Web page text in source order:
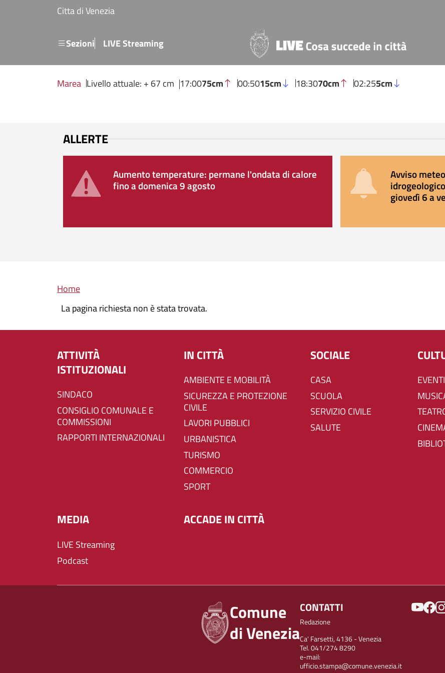
Salta al contenuto principale
Citta di Venezia
SezioniMenu secondario
LIVE Streaming
Marea Livello attuale: + 67 cm 17:0075cm 00:5015cm 18:3070cm 02:255cm
ALLERTE
Aumento temperature: permane l'ondata di calore
fino a domenica 9 agosto
Avviso
giovedì 6 a
Briciole di pane
Home
La pagina richiesta non è stata trovata.
ATTIVITÀ
ISTITUZIONALI
SINDACO
CONSIGLIO COMUNALE E
COMMISSIONI
RAPPORTI INTERNAZIONALI
IN CITTÀ
AMBIENTE E MOBILITÀ
SICUREZZA E PROTEZIONE
CIVILE
LAVORI PUBBLICI
URBANISTICA
TURISMO
COMMERCIO
SPORT
SOCIALE
CASA
SCUOLA
SERVIZIO CIVILE
SALUTE
EVENTI
MEDIA
LIVE Streaming
Podcast
ACCADE IN CITTÀ
Comune
di Venezia
CONTATTI
Redazione
Ca' Farsetti, 4136 - Venezia
Tel. 041/274 8290
e-mail:
ufficio.stampa@comune.venezia.it